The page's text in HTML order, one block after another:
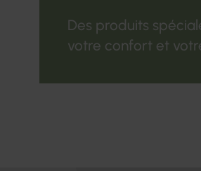
Des produits
votre confort et